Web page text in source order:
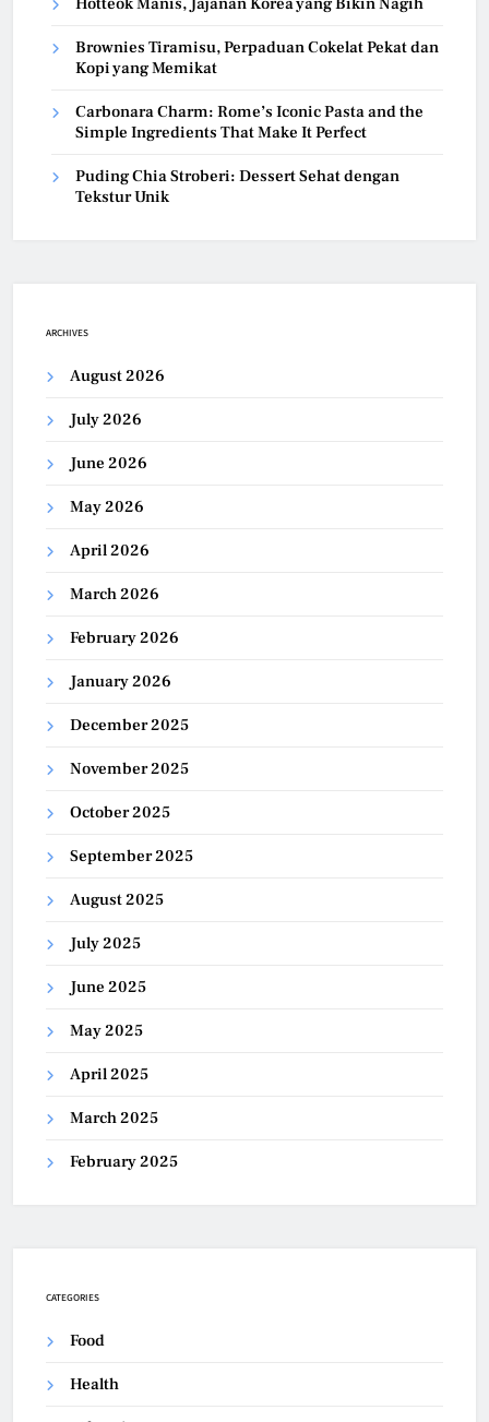
Brownies Tiramisu, Perpaduan Cokelat Pekat dan
Kopi yang Memikat
Carbonara Charm: Rome’s Iconic Pasta and the
Simple Ingredients That Make It Perfect
Puding Chia Stroberi: Dessert Sehat dengan
Tekstur Unik
ARCHIVES
August 2026
July 2026
June 2026
May 2026
April 2026
March 2026
February 2026
January 2026
December 2025
November 2025
October 2025
September 2025
August 2025
July 2025
June 2025
May 2025
April 2025
March 2025
February 2025
CATEGORIES
Food
Health